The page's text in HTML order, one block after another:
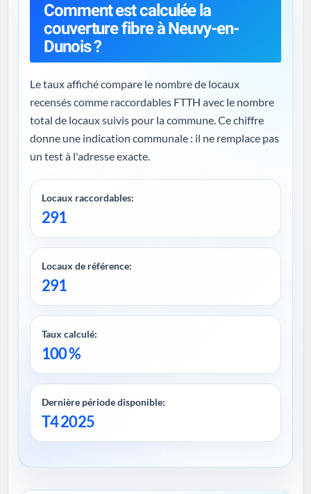
Comment est calculée la
couverture fibre à Neuvy-en-
Dunois ?
Le taux affiché compare le nombre de locaux
recensés comme raccordables FTTH avec le nombre
total de locaux suivis pour la commune. Ce chiffre
donne une indication communale : il ne remplace pas
un test à l'adresse exacte.
Locaux raccordables:
291
Locaux de référence:
291
Taux calculé:
100 %
Dernière période disponible:
T4 2025